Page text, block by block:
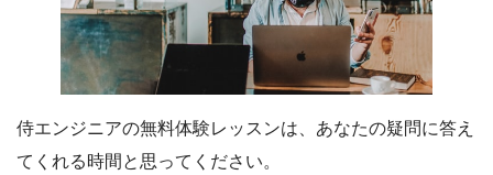
侍エンジニアの無料体験レッスンは、あなたの疑問に答え
てくれる時間と思ってください。